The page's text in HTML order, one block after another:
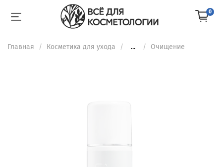
0
Главная Косметика для ухода ... Очищение